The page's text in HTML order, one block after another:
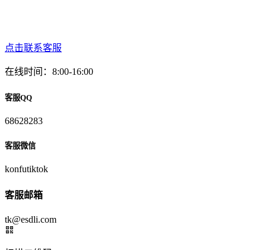
点击联系客服
在线时间：8:00-16:00
客服QQ
68628283
客服微信
konfutiktok
客服邮箱
tk@esdli.com